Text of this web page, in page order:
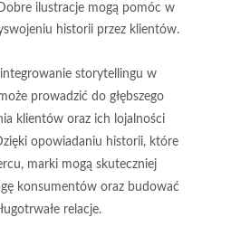
ilustracje mogą pomóc w
historii przez klientów.
storytellingu w
prowadzić do głębszego
klientów oraz ich lojalności
opowiadaniu historii, które
marki mogą skuteczniej
konsumentów oraz budować
relacje.